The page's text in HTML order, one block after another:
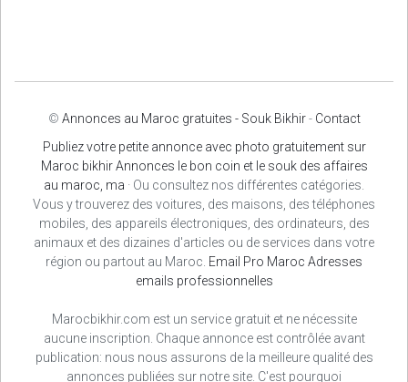
© Annonces au Maroc gratuites - Souk Bikhir- Contact
Publiez votre petite annonce avec photo gratuitement sur
Maroc bikhir Annonces le bon coin et le souk des affaires
au maroc, ma · Ou consultez nos différentes catégories.
Vous y trouverez des voitures, des maisons, des téléphones
mobiles, des appareils électroniques, des ordinateurs, des
animaux et des dizaines d'articles ou de services dans votre
région ou partout au Maroc. Email Pro Maroc Adresses
emails professionnelles
Marocbikhir.com est un service gratuit et ne nécessite
aucune inscription. Chaque annonce est contrôlée avant
publication: nous nous assurons de la meilleure qualité des
annonces publiées sur notre site. C'est pourquoi